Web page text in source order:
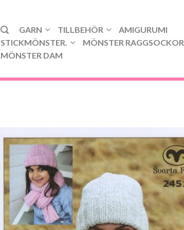
GARN TILLBEHÖR
AMIGURUMI
STICKMÖNSTER.
MÖNSTER RAGGSOCKOR
MÖNSTER DAM